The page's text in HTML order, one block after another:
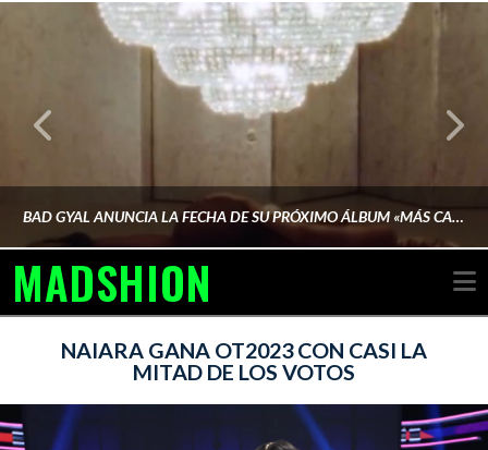
BAD GYAL ANUNCIA LA FECHA DE SU PRÓXIMO ÁLBUM «MÁS CARA»
FEBRERO 6, 2026
MADSHION
NAIARA GANA OT2023 CON CASI LA
MITAD DE LOS VOTOS